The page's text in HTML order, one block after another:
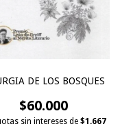
DE LOS BOSQUES
$60.000
sin intereses de $1.667